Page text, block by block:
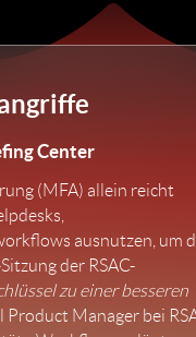
Center
(MFA) allein reicht
ausnutzen, um
der RSAC-
zu einer besseren
Manager bei